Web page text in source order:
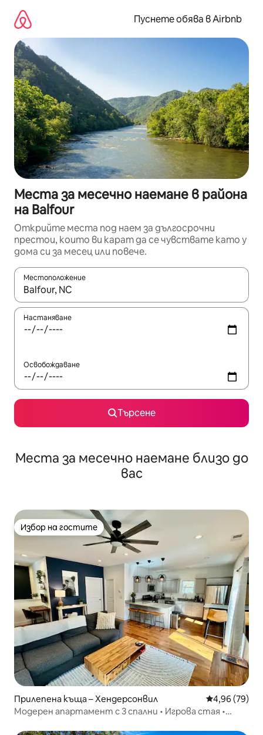
съдържанието
Пуснете обява в Airbnb
Места за месечно наемане в района
на Balfour
Открийте места под наем за дългосрочни
престои, които ви карат да се чувствате като у
дома си за месец или повече.
Местоположение
Когато резултатите се покажат, използвайте
Настаняване
Освобождаване
Търсене
Места за месечно наемане близо до
вас
Избор на гостите
Избор на гостите
Прилепена къща – Хендерсонвил Средна
4,96 (79)
Модерен апартамент с 3 спални • Игрова стая •